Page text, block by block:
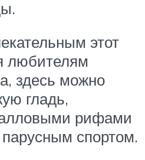
этот
любителям
здесь можно
гладь,
рифами
спортом.